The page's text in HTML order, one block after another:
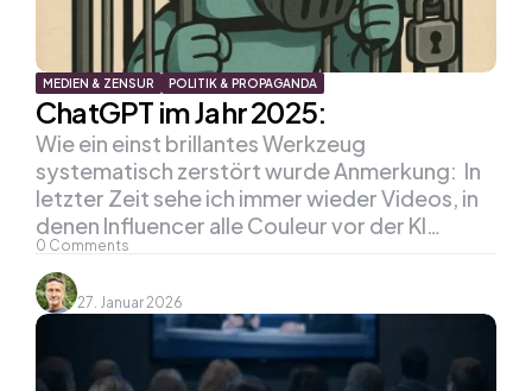
MEDIEN & ZENSUR POLITIK & PROPAGANDA
ChatGPT im Jahr 2025:
0 Comments
Wie ein einst brillantes Werkzeug
systematisch zerstört wurde Anmerkung: In
letzter Zeit sehe ich immer wieder Videos, in
denen Influencer alle Couleur vor der KI…
27. Januar 2026